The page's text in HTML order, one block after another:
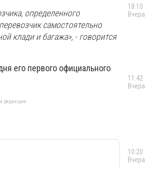
определенного
самостоятельно
клади и багажа», - говорится
его первого официального
редакции
18:10
Вчера
11:42
Вчера
10:20
Вчера